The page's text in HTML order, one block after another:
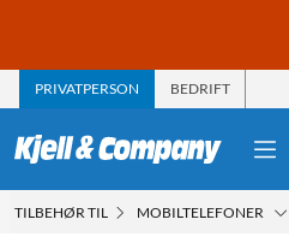
PRIVATPERSON BEDRIFT
TILBEHØR TIL MOBILTELEFONER